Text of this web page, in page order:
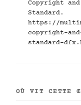
Copyright
Standard.
https://
copyright-
standard-
OÙ VIT CETTE